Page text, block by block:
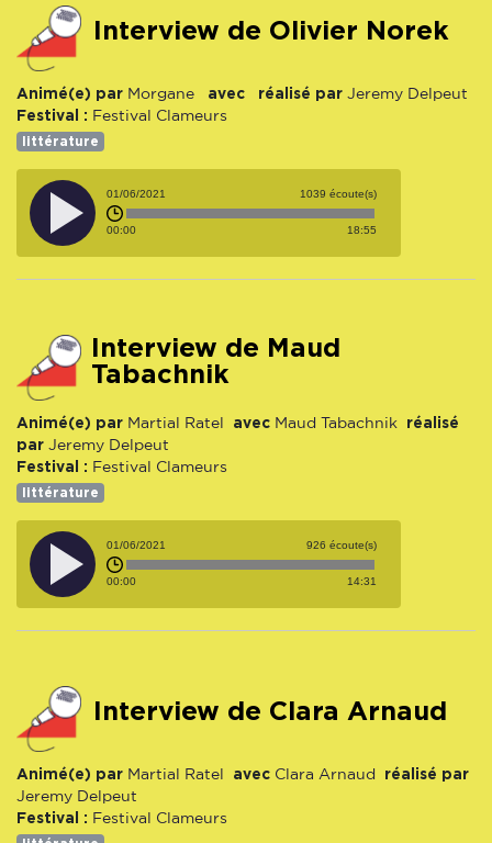
Interview de Olivier Norek
Animé(e) par Morgane avec réalisé par Jeremy Delpeut
Festival : Festival Clameurs
littérature
01/06/2021 1039 écoute(s)
00:00 18:55
Interview de Maud
Tabachnik
Animé(e) par Martial Ratel avec Maud Tabachnik
réalisé
par Jeremy Delpeut
Festival : Festival Clameurs
littérature
01/06/2021 926 écoute(s)
00:00 14:31
Interview de Clara Arnaud
Animé(e) par Martial Ratel avec Clara Arnaud réalisé par
Jeremy Delpeut
Festival : Festival Clameurs